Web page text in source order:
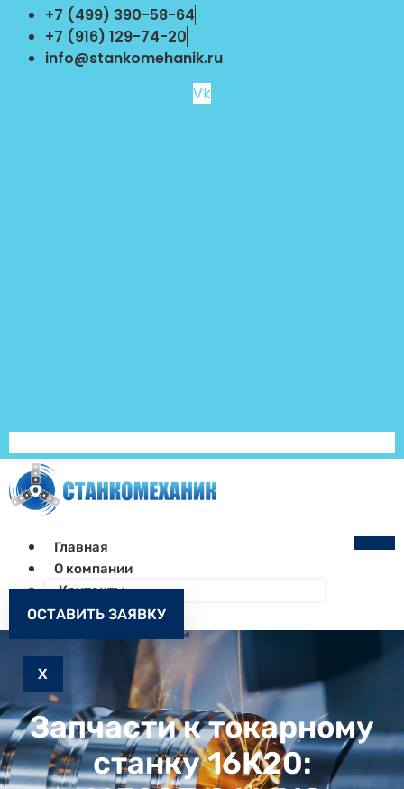
Перейти
содержимому
+7 (499) 390-58-64
+7 (916) 129-74-20
info@stankomehanik.ru
Vk
Главная
О компании
Контакты
Как заказать
Запчасти к станкам
X
ОСТАВИТЬ ЗАЯВКУ
Запчасти к токарному
станку 16К20: